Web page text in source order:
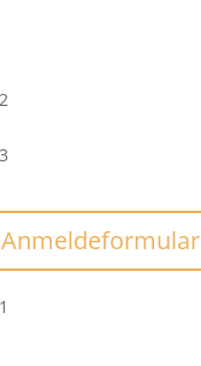
Anmeldeformular